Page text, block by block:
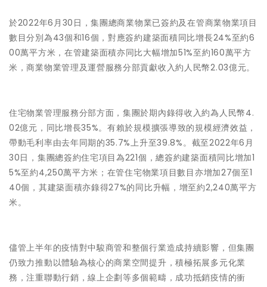
於2022年6月30日，集團總商業物業已簽約及在管商業物業項目
數目分別為43個和16個，對應簽約建築面積同比增長24%至約6
00萬平方米，在管建築面積亦同比大幅增加51%至約160萬平方
米，商業物業管理及運營服務分部貢獻收入約人民幣2.03億元。
住宅物業管理服務分部方面，集團於期內錄得收入約為人民幣4.
02億元，同比增長35%。有賴於規模擴張導致的規模經濟效益，
帶動毛利率由去年同期的35.7%上升至39.8%。截至2022年6月
30日，集團總簽約住宅項目為221個，總簽約建築面積同比增加1
5%至約4,250萬平方米；在管住宅物業項目數目亦增加27個至1
40個，其建築面積亦錄得27%的同比升幅，增至約2,240萬平方
米。
儘管上半年的疫情對中駿商管和整個行業造成持續影響，但集團
仍致力推動以體驗為核心的商業空間提升，積極拓展多元化業
務，注重聯動行銷，線上企劃等多個範疇，成功抵銷疫情的衝